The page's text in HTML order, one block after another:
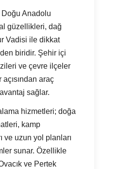
Anadolu
güzellikleri, dağ
Vadisi ile dikkat
biridir. Şehir içi
ve çevre ilçeler
araç
sağlar.
hizmetleri; doğa
kamp
ve uzun yol planları
sunar. Özellikle
ve Pertek